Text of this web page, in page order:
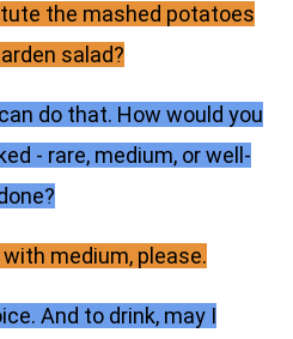
the mashed potatoes
salad?
do that. How would you
- rare, medium, or well-
medium, please.
And to drink, may I